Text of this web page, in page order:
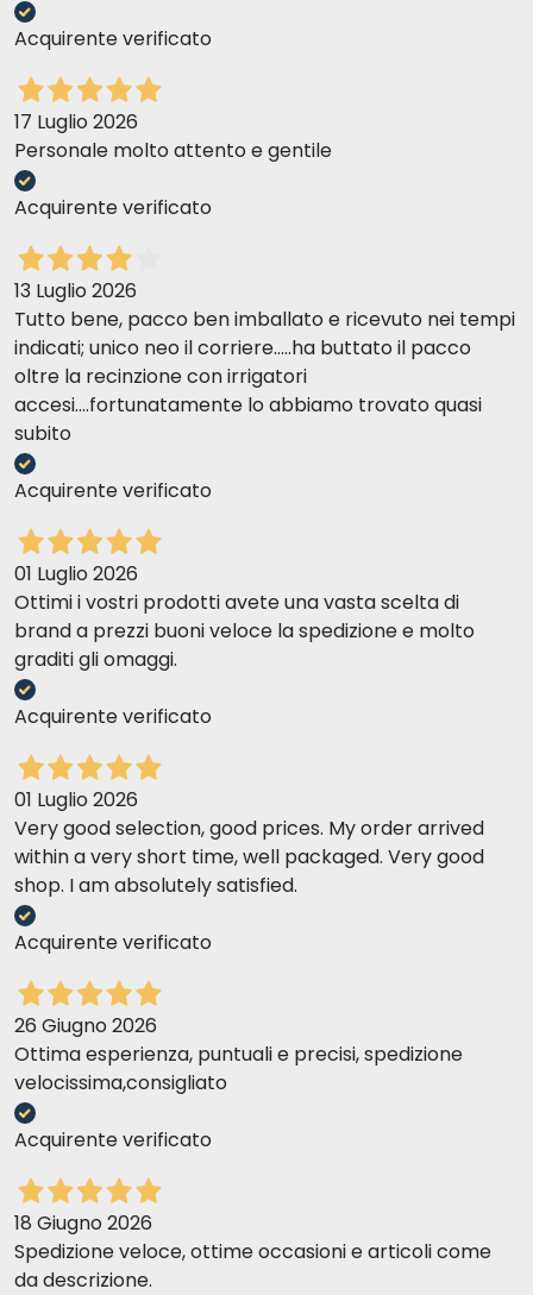
Acquirente verificato
17 Luglio 2026
Personale molto attento e gentile
Acquirente verificato
13 Luglio 2026
Tutto bene, pacco ben imballato e ricevuto nei tempi
indicati; unico neo il corriere.....ha buttato il pacco
oltre la recinzione con irrigatori
accesi....fortunatamente lo abbiamo trovato quasi
subito
Acquirente verificato
01 Luglio 2026
Ottimi i vostri prodotti avete una vasta scelta di
brand a prezzi buoni veloce la spedizione e molto
graditi gli omaggi.
Acquirente verificato
01 Luglio 2026
Very good selection, good prices. My order arrived
within a very short time, well packaged. Very good
shop. I am absolutely satisfied.
Acquirente verificato
26 Giugno 2026
Ottima esperienza, puntuali e precisi, spedizione
velocissima,consigliato
Acquirente verificato
18 Giugno 2026
Spedizione veloce, ottime occasioni e articoli come
da descrizione.